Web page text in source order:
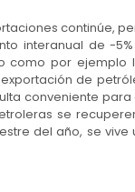
continúe,
interanual de -
como por ejemplo
de
conveniente
se
del año, se